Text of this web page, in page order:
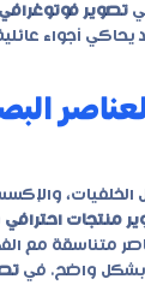
تصوير
أجواء عائلية
الخلفيات،
منتجات احترافي
متناسقة مع
بشكل واضح. في